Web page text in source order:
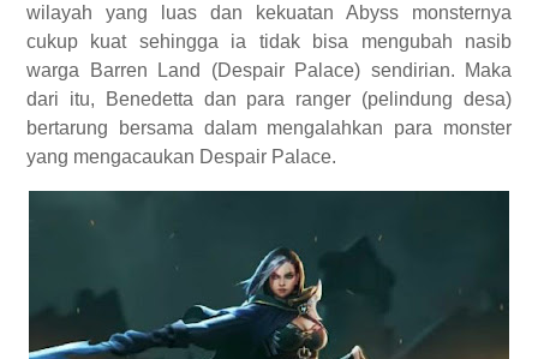
wilayah yang luas dan kekuatan Abyss monsternya
cukup kuat sehingga ia tidak bisa mengubah nasib
warga Barren Land (Despair Palace) sendirian. Maka
dari itu, Benedetta dan para ranger (pelindung desa)
bertarung bersama dalam mengalahkan para monster
yang mengacaukan Despair Palace.